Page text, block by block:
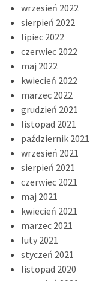
wrzesień 2022
sierpień 2022
lipiec 2022
czerwiec 2022
maj 2022
kwiecień 2022
marzec 2022
grudzień 2021
listopad 2021
październik 2021
wrzesień 2021
sierpień 2021
czerwiec 2021
maj 2021
kwiecień 2021
marzec 2021
luty 2021
styczeń 2021
listopad 2020